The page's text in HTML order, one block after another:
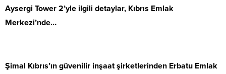
Aysergi Tower 2’yle ilgili detaylar, Kıbrıs Emlak
Merkezi’nde…
Şimal Kıbrıs’ın güvenilir inşaat şirketlerinden Erbatu Emlak